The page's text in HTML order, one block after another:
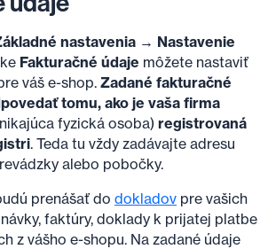
nastavenia → Nastavenie
Fakturačné údaje môžete nastaviť
váš e-shop. Zadané fakturačné
tomu, ako je vaša firma
fyzická osoba) registrovaná
. Teda tu vždy zadávajte adresu
alebo pobočky.
prenášať do dokladov pre vašich
faktúry, doklady k prijatej platbe
z vášho e-shopu. Na zadané údaje